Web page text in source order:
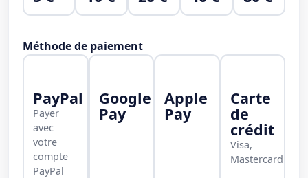
Méthode de paiement
PayPal
Payer
avec
votre
compte
PayPal
Google
Pay
Apple
Pay
Carte
de
crédit
Visa,
Mastercard